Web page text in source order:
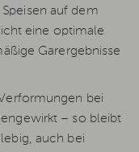
auf dem
eine optimale
Garergebnisse
bei
– so bleibt
auch bei